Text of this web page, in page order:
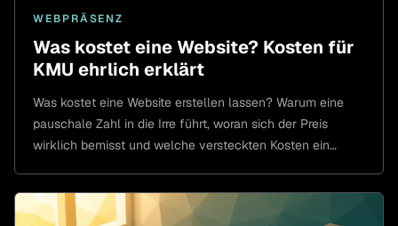
WEBPRÄSENZ
Was kostet eine Website? Kosten für
KMU ehrlich erklärt
Was kostet eine Website erstellen lassen? Warum eine
pauschale Zahl in die Irre führt, woran sich der Preis
wirklich bemisst und welche versteckten Kosten ein